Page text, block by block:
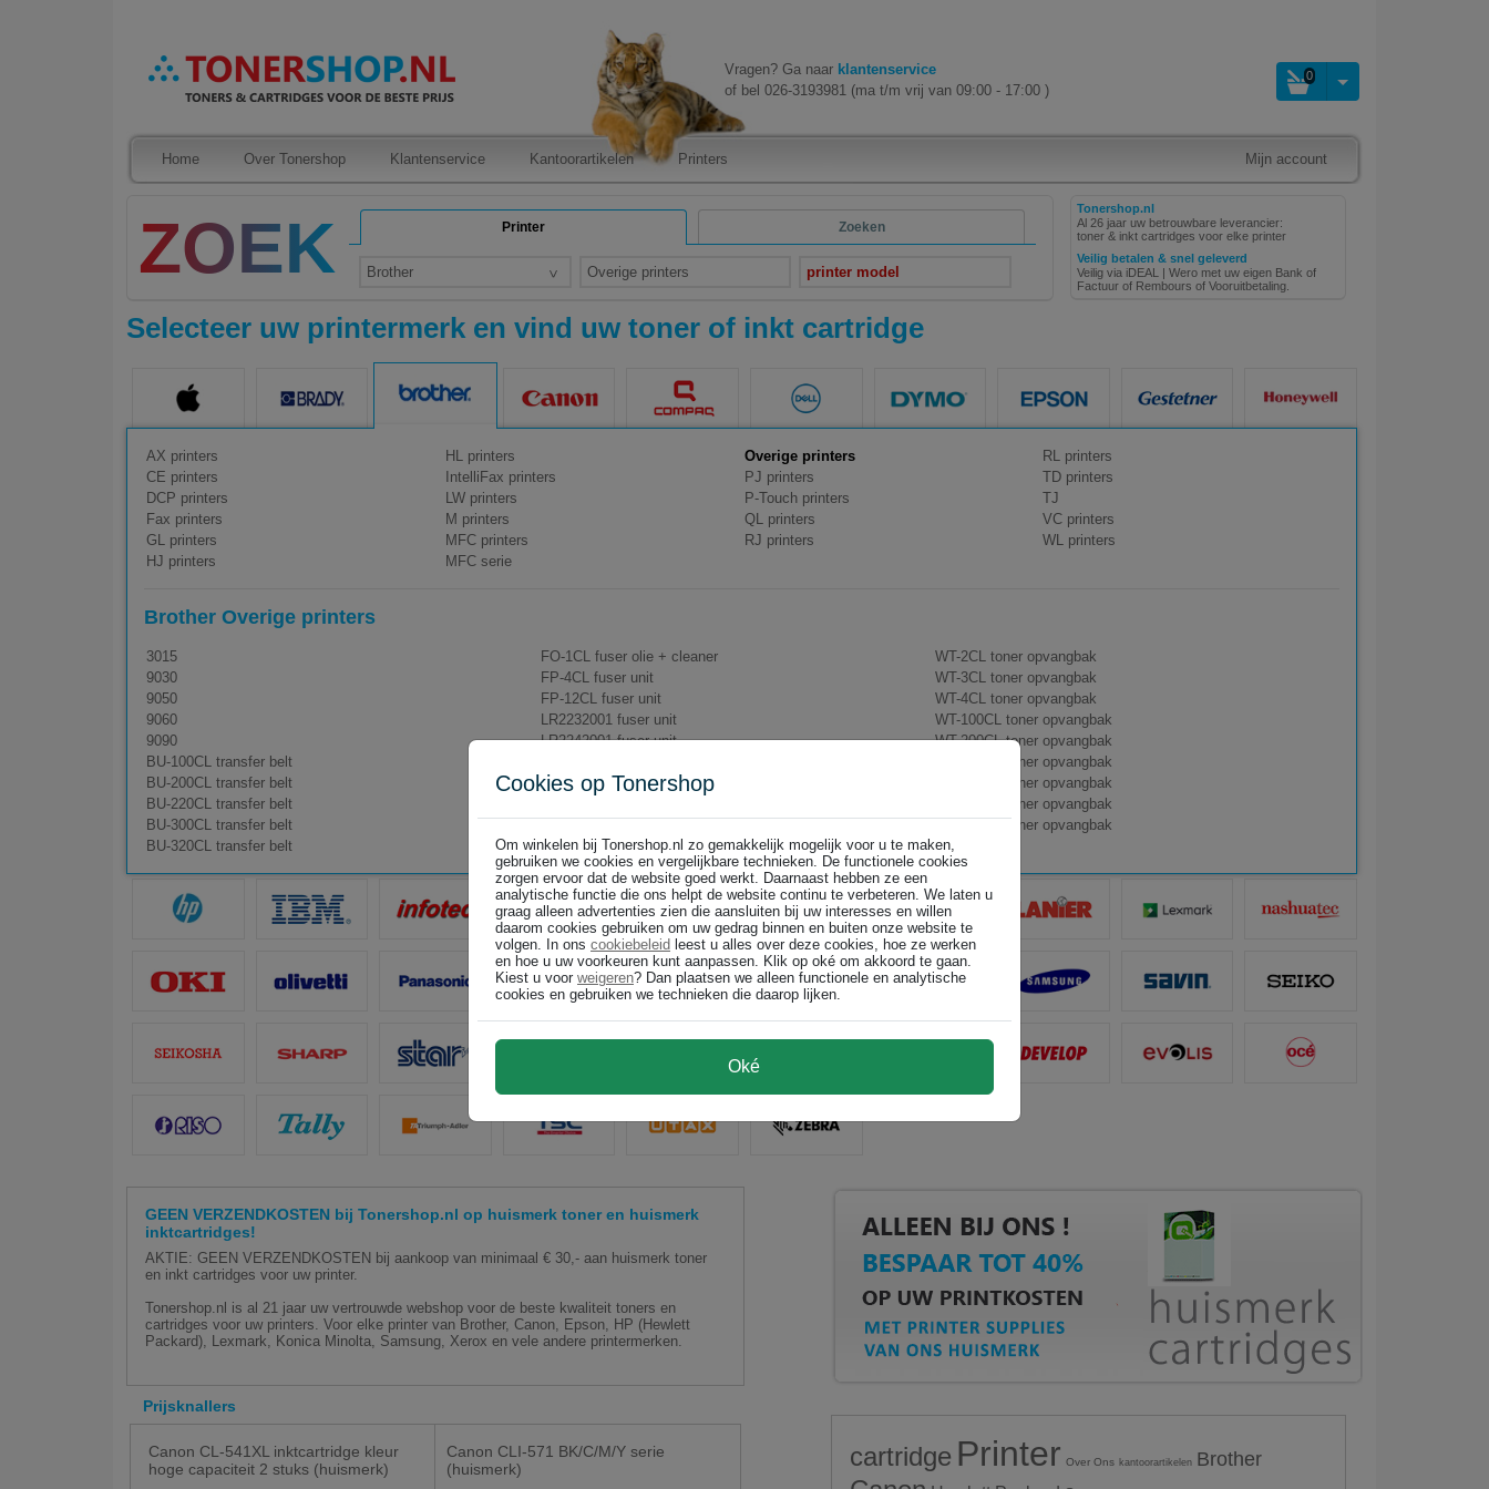
Vragen? Ga naar klantenservice
of bel 026-3193981 (ma t/m vrij van 09:00 - 17:00 )
0
Home Over Tonershop Klantenservice Kantoorartikelen Printers Mijn account
Printer Zoeken
Brother Overige printers printer model
Tonershop.nl
Al 26 jaar uw betrouwbare leverancier:
toner & inkt cartridges voor elke printer
Veilig betalen & snel geleverd
Veilig via iDEAL | Wero met uw eigen Bank of
Factuur of Rembours of Vooruitbetaling.
Selecteer uw printermerk en vind uw toner of inkt cartridge
AX printers
CE printers
DCP printers
Fax printers
GL printers
HJ printers
HL printers
IntelliFax printers
LW printers
M printers
MFC printers
MFC serie
Overige printers
PJ printers
P-Touch printers
QL printers
RJ printers
RL printers
TD printers
TJ
VC printers
WL printers
Brother Overige printers
3015
9030
9050
9060
9090
BU-100CL transfer belt
BU-200CL transfer belt
BU-220CL transfer belt
BU-300CL transfer belt
BU-320CL transfer belt
FO-1CL fuser olie + cleaner
FP-4CL fuser unit
FP-12CL fuser unit
LR2232001 fuser unit
LR2242001 fuser unit
LY6754001 fuser unit
WT-1CL toner opvangbak
WT-2CL toner opvangbak
WT-3CL toner opvangbak
WT-4CL toner opvangbak
WT-100CL toner opvangbak
WT-200CL toner opvangbak
WT-220CL toner opvangbak
WT-223CL toner opvangbak
WT-300CL toner opvangbak
WT-320CL toner opvangbak
GEEN VERZENDKOSTEN bij Tonershop.nl op huismerk toner en huismerk
inktcartridges!
AKTIE: GEEN VERZENDKOSTEN bij aankoop van minimaal € 30,- aan huismerk toner
en inkt cartridges voor uw printer.
Tonershop.nl is al 21 jaar uw vertrouwde webshop voor de beste kwaliteit toners en
cartridges voor uw printers. Voor elke printer van Brother, Canon, Epson, HP (Hewlett
Packard), Lexmark, Konica Minolta, Samsung, Xerox en vele andere printermerken.
Prijsknallers
Canon CL-541XL inktcartridge kleur
hoge capaciteit 2 stuks (huismerk)
Canon CLI-571 BK/C/M/Y serie
(huismerk)
cartridge Printer Over Ons kantoorartikelen Brother
Cookies op Tonershop
Om winkelen bij Tonershop.nl zo gemakkelijk mogelijk voor u te maken,
gebruiken we cookies en vergelijkbare technieken. De functionele cookies
zorgen ervoor dat de website goed werkt. Daarnaast hebben ze een
analytische functie die ons helpt de website continu te verbeteren. We laten u
graag alleen advertenties zien die aansluiten bij uw interesses en willen
daarom cookies gebruiken om uw gedrag binnen en buiten onze website te
volgen. In ons cookiebeleid leest u alles over deze cookies, hoe ze werken
en hoe u uw voorkeuren kunt aanpassen. Klik op oké om akkoord te gaan.
Kiest u voor weigeren? Dan plaatsen we alleen functionele en analytische
cookies en gebruiken we technieken die daarop lijken.
Oké